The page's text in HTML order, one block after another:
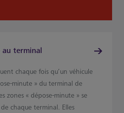
au terminal
chaque fois qu’un véhicule
minute » du terminal de
zones « dépose-minute » se
chaque terminal. Elles